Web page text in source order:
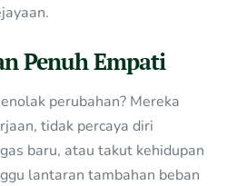
Penuh Empati
perubahan? Mereka
tidak percaya diri
baru, atau takut kehidupan
lantaran tambahan beban